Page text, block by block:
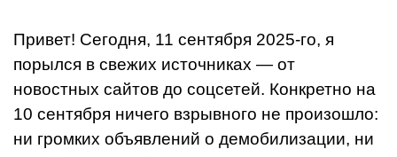
Привет! Сегодня, 11 сентября 2025-го, я
порылся в свежих источниках — от
новостных сайтов до соцсетей. Конкретно на
10 сентября ничего взрывного не произошло:
ни громких объявлений о демобилизации, ни